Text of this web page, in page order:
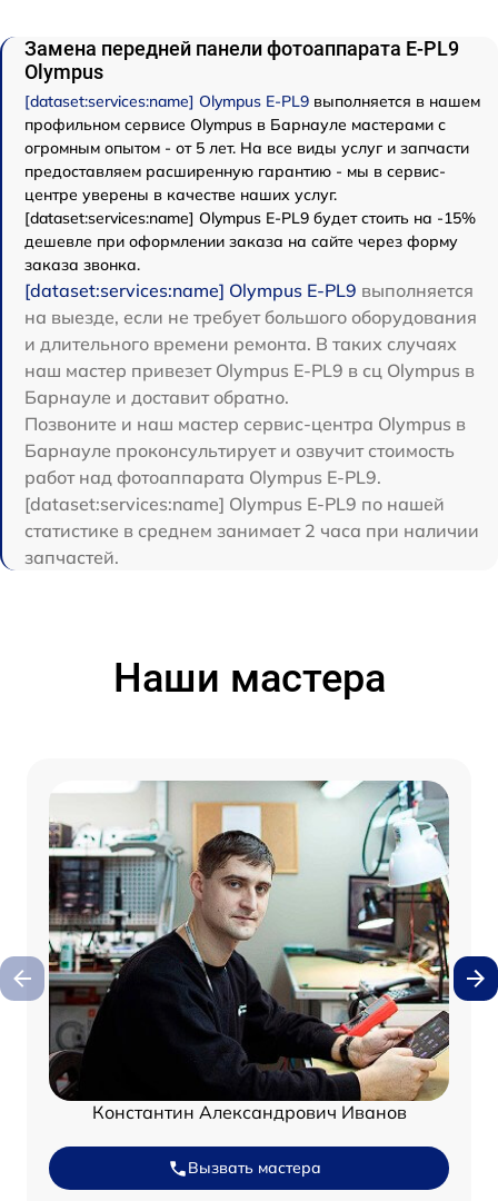
Замена передней панели фотоаппарата E‑PL9
Olympus
[dataset:services:name] Olympus E‑PL9 выполняется в нашем
профильном сервисе Olympus в Барнауле мастерами с
огромным опытом - от 5 лет. На все виды услуг и запчасти
предоставляем расширенную гарантию - мы в сервис-
центре уверены в качестве наших услуг.
[dataset:services:name] Olympus E‑PL9 будет стоить на -15%
дешевле при оформлении заказа на сайте через форму
заказа звонка.
[dataset:services:name] Olympus E‑PL9 выполняется
на выезде, если не требует большого оборудования
и длительного времени ремонта. В таких случаях
наш мастер привезет Olympus E‑PL9 в сц Olympus в
Барнауле и доставит обратно.
Позвоните и наш мастер сервис-центра Olympus в
Барнауле проконсультирует и озвучит стоимость
работ над фотоаппарата Olympus E‑PL9.
[dataset:services:name] Olympus E‑PL9 по нашей
статистике в среднем занимает 2 часа при наличии
запчастей.
Наши мастера
Константин Александрович Иванов
Вызвать мастера